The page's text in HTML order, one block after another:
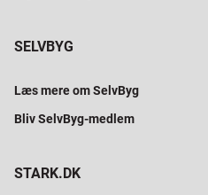
SELVBYG
Læs mere om SelvByg
Bliv SelvByg-medlem
STARK.DK